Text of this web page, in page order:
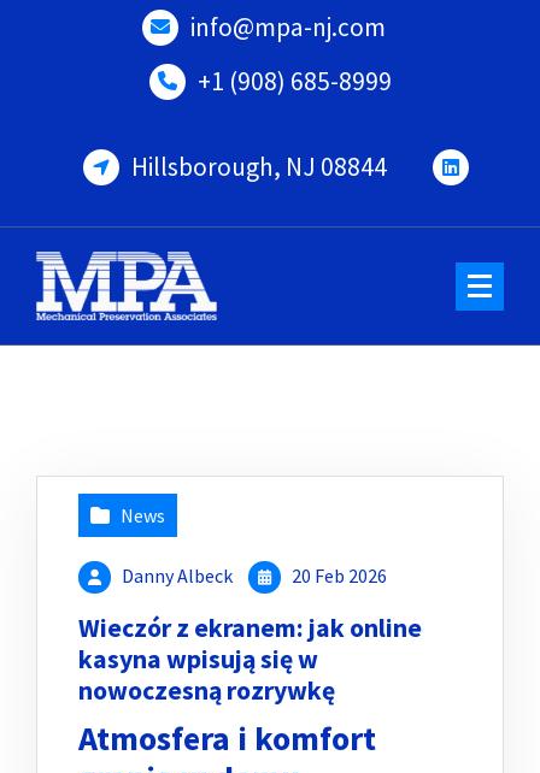
info@mpa-nj.com
+1 (908) 685-8999
Hillsborough, NJ 08844
News
Danny Albeck 20 Feb 2026
Wieczór z ekranem: jak online
kasyna wpisują się w
nowoczesną rozrywkę
Atmosfera i komfort